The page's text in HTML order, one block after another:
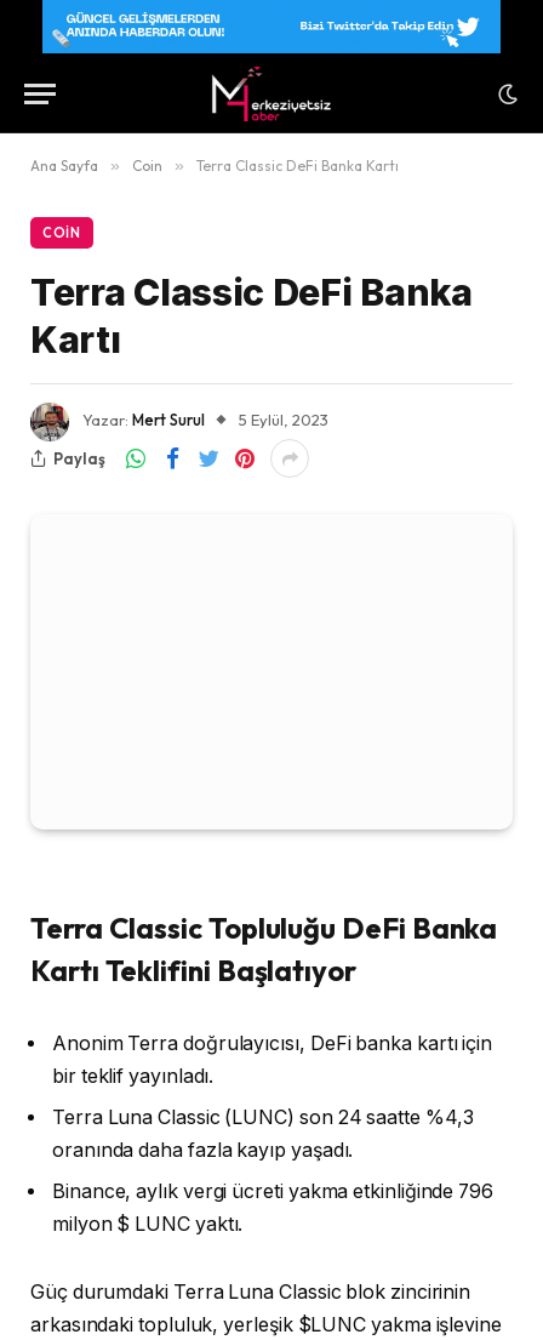
Ana Sayfa » Coin » Terra Classic DeFi Banka Kartı
COIN
Terra Classic DeFi Banka
Kartı
Yazar: Mert Surul
5 Eylül, 2023
Paylaş
Terra Classic Topluluğu DeFi Banka
Kartı Teklifini Başlatıyor
Anonim Terra doğrulayıcısı, DeFi banka kartı için
bir teklif yayınladı.
Terra Luna Classic (LUNC) son 24 saatte %4,3
oranında daha fazla kayıp yaşadı.
Binance, aylık vergi ücreti yakma etkinliğinde 796
milyon $ LUNC yaktı.
Güç durumdaki Terra Luna Classic blok zincirinin
arkasındaki topluluk, yerleşik $LUNC yakma işlevine